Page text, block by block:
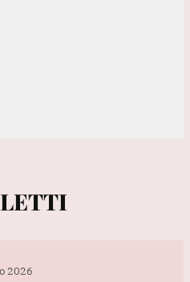
2026